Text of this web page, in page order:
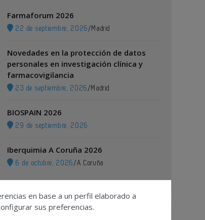
Farmaforum 2026
22 de septiembre, 2026 / Madrid
Novedades en la protección de datos
personales en investigación clínica y
farmacovigilancia
23 de septiembre, 2026 / Madrid
BIOSPAIN 2026
29 de septiembre, 2026
Iberquimia A Coruña 2026
6 de octubre, 2026 /A Coruña
en base a un perfil elaborado a
sus preferencias.